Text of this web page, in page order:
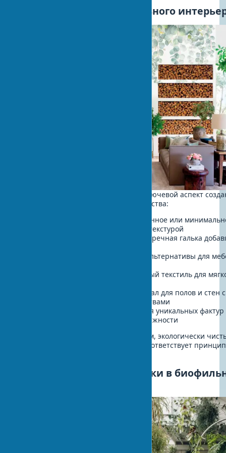
Материалы для биофильного
Выбор правильных материалов — ключевой аспект
аутентичного биофильного пространства:
используйте необработанное или
обработанное дерево с видимой текстурой
мрамор, гранит, сланец, речная галька
экологичные альтернативы для
натуральный текстиль для
возобновляемый материал для полов и стен с
отличными акустическими свойствами
для отделки стен, создания уникальных
естественного регулирования влажности
Приоритет следует отдавать местным, экологически
возобновляемым материалам, что соответствует
Распространенные ошибки в